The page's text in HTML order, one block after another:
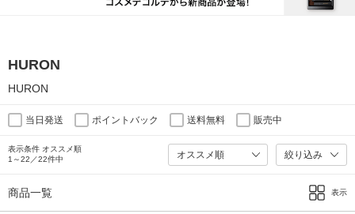
HURON
HURON
当日発送 ポイントバック 送料無料 販売中
表示条件 オススメ順
1～22／22件中
絞り込み
商品一覧 表示